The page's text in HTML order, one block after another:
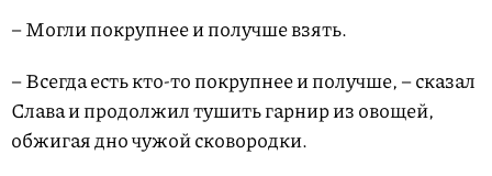
– Могли покрупнее и получше взять.
– Всегда есть кто-то покрупнее и получше, – сказал
Слава и продолжил тушить гарнир из овощей,
обжигая дно чужой сковородки.